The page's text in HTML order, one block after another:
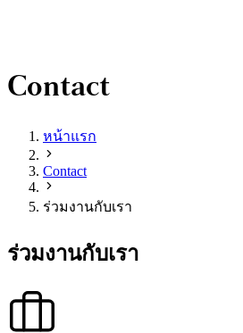
Contact
หน้าแรก
Contact
ร่วมงานกับเรา
ร่วมงานกับเรา